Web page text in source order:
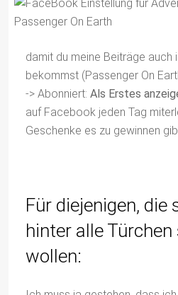
damit du meine Beiträge auch
bekommst (Passenger On
-> Abonniert: Als Erstes
auf Facebook jeden Tag
Geschenke es zu gewinnen
Für diejenigen, die
hinter alle Türchen
wollen: